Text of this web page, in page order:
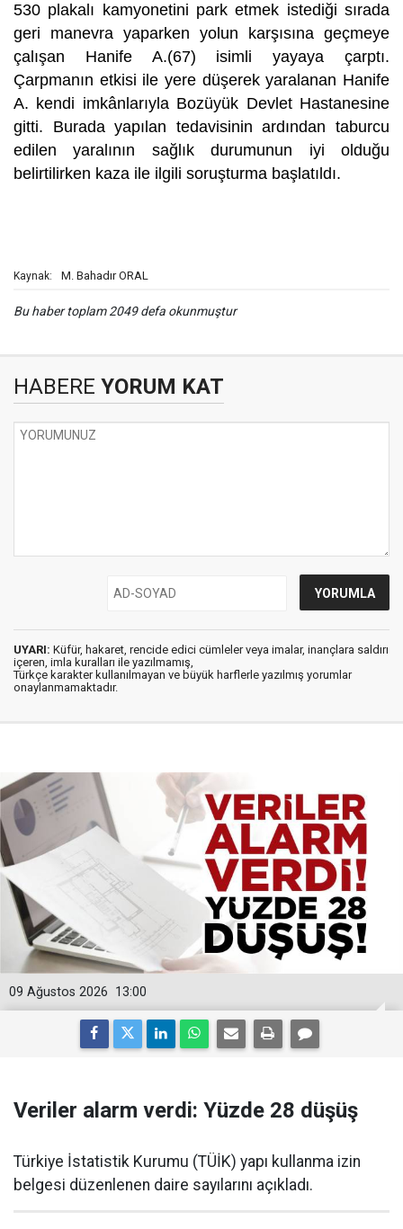
530 plakalı kamyonetini park etmek istediği sırada
geri manevra yaparken yolun karşısına geçmeye
çalışan Hanife A.(67) isimli yayaya çarptı.
Çarpmanın etkisi ile yere düşerek yaralanan Hanife
A. kendi imkânlarıyla Bozüyük Devlet Hastanesine
gitti. Burada yapılan tedavisinin ardından taburcu
edilen yaralının sağlık durumunun iyi olduğu
belirtilirken kaza ile ilgili soruşturma başlatıldı.
Kaynak: M. Bahadır ORAL
Bu haber toplam 2049 defa okunmuştur
HABERE YORUM KAT
UYARI: Küfür, hakaret, rencide edici cümleler veya imalar, inançlara saldırı
içeren, imla kuralları ile yazılmamış,
Türkçe karakter kullanılmayan ve büyük harflerle yazılmış yorumlar
onaylanmamaktadır.
13:00
09 Ağustos 2026
Veriler alarm verdi: Yüzde 28 düşüş
Türkiye İstatistik Kurumu (TÜİK) yapı kullanma izin
belgesi düzenlenen daire sayılarını açıkladı.